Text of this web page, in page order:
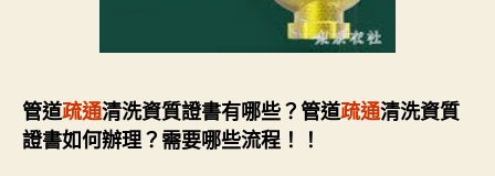
管道疏通清洗資質證書有哪些？管道疏通清洗資質
證書如何辦理？需要哪些流程！！